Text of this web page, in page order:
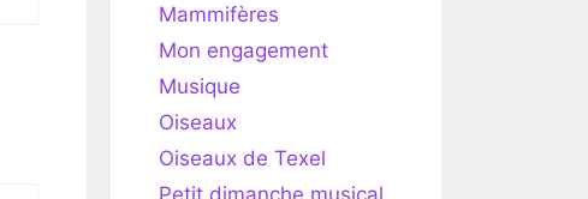
Mammifères
Mon engagement
Musique
Oiseaux
Oiseaux de Texel
Petit dimanche musical